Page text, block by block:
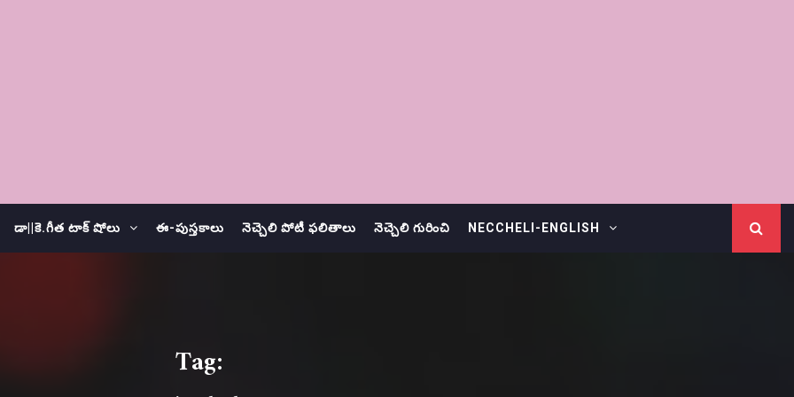
డా||కె.గీత టాక్ షోలు ఈ-పుస్తకాలు నెచ్చెలి పోటీ ఫలితాలు నెచ్చెలి గురించి NECCHELI-ENGLISH
Tag: